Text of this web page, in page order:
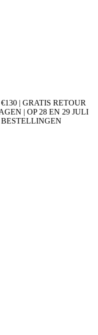
| GRATIS RETOUR
| OP 28 EN 29 JULI